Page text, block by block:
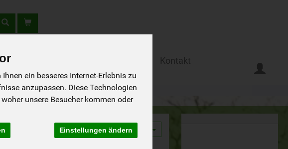
ein besseres Internet-Erlebnis zu
anzupassen. Diese Technologien
unsere Besucher kommen oder
Einstellungen ändern
der Region Kontakt